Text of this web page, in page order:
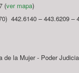
(ver mapa)
442.6140 – 443.6209 –
de la Mujer - Poder